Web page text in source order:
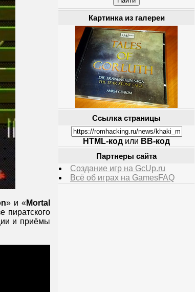
» и «Mortal
пиратского
и приёмы
Картинка из галереи
Ссылка страницы
HTML-код или BB-код
Партнеры сайта
Создание игр на GcUp.ru
Всё об играх на GamesFAQ